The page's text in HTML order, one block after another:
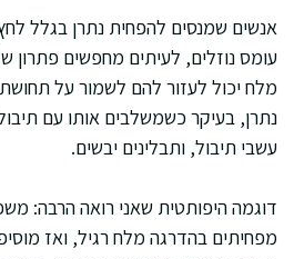
אנשים שמנסים להפחית נתרן בגלל
עומס נוזלים, לעיתים מחפשים פתרון
מלח יכול לעזור להם לשמור על
נתרן, בעיקר כשמשלבים אותו עם
עשבי תיבול, ותבלינים יבשים.
דוגמה היפותטית שאני רואה הרבה:
מפחיתים בהדרגה מלח רגיל, ואז